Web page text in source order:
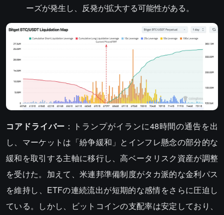
ーズが発生し、反発が拡大する可能性がある。
コアドライバー ：トランプがイランに48時間の通告を出
し、マーケットは「紛争緩和」とインフレ懸念の部分的な
緩和を取引する主軸に移行し、高ベータリスク資産が調整
を受けた。加えて、米連邦準備制度がタカ派的な金利パス
を維持し、ETFの連続流出が短期的な感情をさらに圧迫し
ている。しかし、ビットコインの支配率は安定しており、